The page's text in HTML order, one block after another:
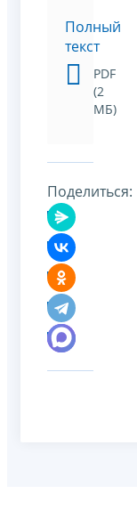
Полный
текст
PDF
(2
МБ)
Поделиться: